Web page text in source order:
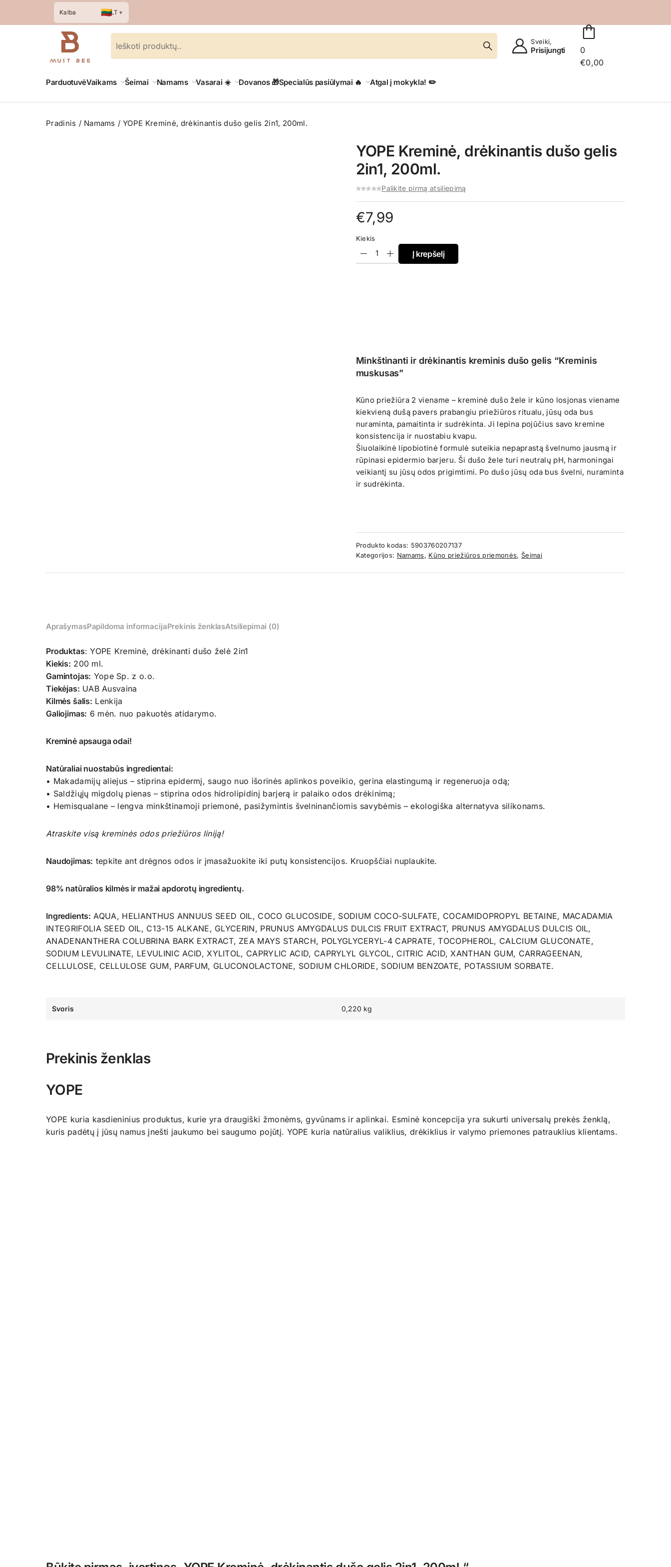
Kalba 🇱🇹LT ▼
Sveiki,
Prisijungti
0
€0,00
ParduotuvėVaikams Šeimai Namams Vasarai ☀️ Dovanos 🎁Specialūs pasiūlymai 🔥 Atgal į mokykla! ✏️
Pradinis Namams YOPE Kreminė, drėkinantis dušo gelis 2in1, 200ml.
YOPE Kreminė, drėkinantis dušo gelis
2in1, 200ml.
Palikite pirmą atsiliepimą
€7,99
Kiekis
Į krepšelį
Minkštinanti ir drėkinantis kreminis dušo gelis “Kreminis
muskusas”
Kūno priežiūra 2 viename – kreminė dušo žele ir kūno losjonas viename
kiekvieną dušą pavers prabangiu priežiūros ritualu, jūsų oda bus
nuraminta, pamaitinta ir sudrėkinta. Ji lepina pojūčius savo kremine
konsistencija ir nuostabiu kvapu.
Šiuolaikinė lipobiotinė formulė suteikia nepaprastą švelnumo jausmą ir
rūpinasi epidermio barjeru. Ši dušo žele turi neutralų pH, harmoningai
veikiantį su jūsų odos prigimtimi. Po dušo jūsų oda bus švelni, nuraminta
ir sudrėkinta.
Produkto kodas: 5903760207137
Kategorijos: Namams, Kūno priežiūros priemonės, Šeimai
AprašymasPapildoma informacijaPrekinis ženklasAtsiliepimai (0)
Produktas: YOPE Kreminė, drėkinanti dušo želė 2in1
Kiekis: 200 ml.
Gamintojas: Yope Sp. z o.o.
Tiekėjas: UAB Ausvaina
Kilmės šalis: Lenkija
Galiojimas: 6 mėn. nuo pakuotės atidarymo.
Kreminė apsauga odai!
Natūraliai nuostabūs ingredientai:
• Makadamijų aliejus – stiprina epidermį, saugo nuo išorinės aplinkos poveikio, gerina elastingumą ir regeneruoja odą;
• Saldžiųjų migdolų pienas – stiprina odos hidrolipidinį barjerą ir palaiko odos drėkinimą;
• Hemisqualane – lengva minkštinamoji priemonė, pasižymintis švelninančiomis savybėmis – ekologiška alternatyva silikonams.
Atraskite visą kreminės odos priežiūros liniją!
Naudojimas: tepkite ant drėgnos odos ir įmasažuokite iki putų konsistencijos. Kruopščiai nuplaukite.
98% natūralios kilmės ir mažai apdorotų ingredientų.
Ingredients: AQUA, HELIANTHUS ANNUUS SEED OIL, COCO GLUCOSIDE, SODIUM COCO-SULFATE, COCAMIDOPROPYL BETAINE, MACADAMIA
INTEGRIFOLIA SEED OIL, C13-15 ALKANE, GLYCERIN, PRUNUS AMYGDALUS DULCIS FRUIT EXTRACT, PRUNUS AMYGDALUS DULCIS OIL,
ANADENANTHERA COLUBRINA BARK EXTRACT, ZEA MAYS STARCH, POLYGLYCERYL-4 CAPRATE, TOCOPHEROL, CALCIUM GLUCONATE,
SODIUM LEVULINATE, LEVULINIC ACID, XYLITOL, CAPRYLIC ACID, CAPRYLYL GLYCOL, CITRIC ACID, XANTHAN GUM, CARRAGEENAN,
CELLULOSE, CELLULOSE GUM, PARFUM, GLUCONOLACTONE, SODIUM CHLORIDE, SODIUM BENZOATE, POTASSIUM SORBATE.
Svoris 0,220 kg
Prekinis ženklas
YOPE
YOPE kuria kasdieninius produktus, kurie yra draugiški žmonėms, gyvūnams ir aplinkai. Esminė koncepcija yra sukurti universalų prekės ženklą,
kuris padėtų į jūsų namus įnešti jaukumo bei saugumo pojūtį. YOPE kuria natūralius valiklius, drėkiklius ir valymo priemones patrauklius klientams.